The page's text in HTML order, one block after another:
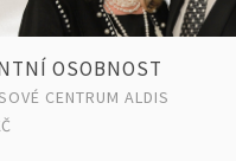
OSOBNOST
CENTRUM ALDIS